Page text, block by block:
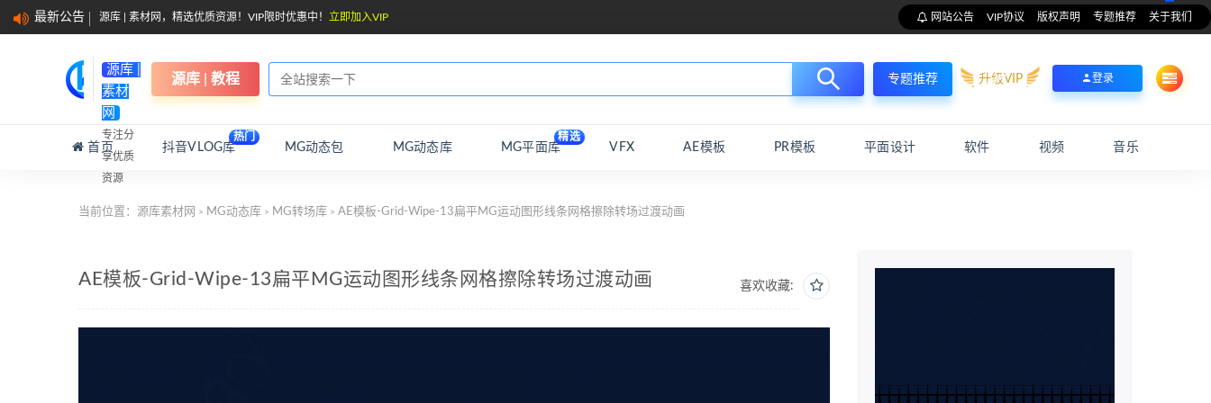
最新公告 源库 | 素材网，精选优质资源！VIP限时优惠中！ 立即加入VIP 网站公告 VIP协议 版权声明 专题推荐 关于我们
源库 |
素材
网
专注分
享优质
资源
源库 | 教程 专题推荐 升级VIP 登录
首页 抖音VLOG库
热门
MG动态包 MG动态库 MG平面库
精选
VFX AE模板 PR模板 平面设计 软件 视频 音乐
当前位置： 源库素材网 > MG动态库 > MG转场库 > AE模板-Grid-Wipe-13扁平MG运动图形线条网格擦除转场过渡动画
喜欢收藏:
AE模板-Grid-Wipe-13扁平MG运动图形线条网格擦除转场过渡动画